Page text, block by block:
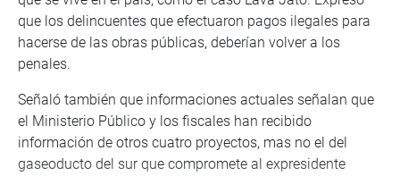
que los delincuentes que efectuaron pagos ilegales para
hacerse de las obras públicas, deberían volver a los
penales.
Señaló también que informaciones actuales señalan que
el Ministerio Público y los fiscales han recibido
información de otros cuatro proyectos, mas no el del
gaseoducto del sur que compromete al expresidente